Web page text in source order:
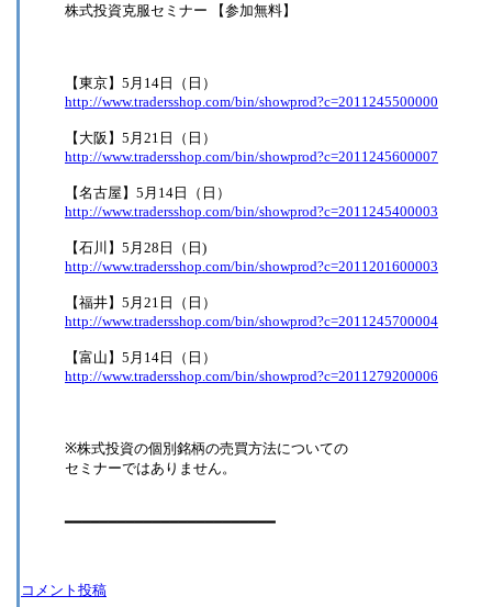
株式投資克服セミナー 【参加無料】
【東京】5月14日（日）
http://www.tradersshop.com/bin/showprod?c=2011245500000
【大阪】5月21日（日）
http://www.tradersshop.com/bin/showprod?c=2011245600007
【名古屋】5月14日（日）
http://www.tradersshop.com/bin/showprod?c=2011245400003
【石川】5月28日（日)
http://www.tradersshop.com/bin/showprod?c=2011201600003
【福井】5月21日（日）
http://www.tradersshop.com/bin/showprod?c=2011245700004
【富山】5月14日（日）
http://www.tradersshop.com/bin/showprod?c=2011279200006
※株式投資の個別銘柄の売買方法についての
セミナーではありません。
━━━━━━━━━━━━━━━━━━━━━━━━
コメント投稿